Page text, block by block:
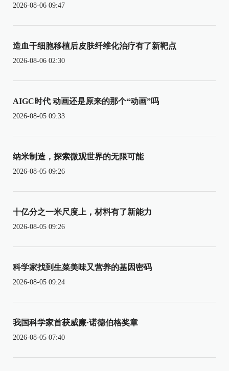
2026-08-06 09:47
造血干细胞移植后皮肤纤维化治疗有了新靶点
2026-08-06 02:30
AIGC时代 动画还是原来的那个“动画”吗
2026-08-05 09:33
纳米制造，探索微观世界的无限可能
2026-08-05 09:26
十亿分之一米尺度上，材料有了新能力
2026-08-05 09:26
科学家找到生菜美味又营养的基因密码
2026-08-05 09:24
我国科学家首获威廉·诺德伯格奖章
2026-08-05 07:40